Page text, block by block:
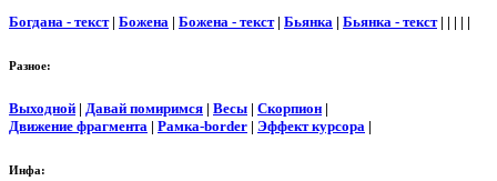
Богдана - текст| Божена | Божена - текст| Бьянка | Бьянка - текст| | | | |
Разное:
Выходной | Давай помиримся | Весы | Скорпион |
Движение фрагмента | Рамка-border | Эффект курсора |
Инфа: